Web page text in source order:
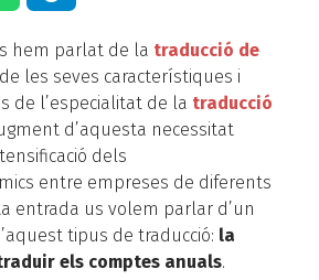
hem parlat de la traducció de
les seves característiques i
de l’especialitat de la traducció
d’aquesta necessitat
dels
entre empreses de diferents
entrada us volem parlar d’un
tipus de traducció: la
els comptes anuals.